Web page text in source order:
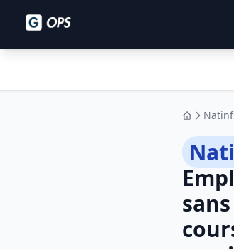
Accueil